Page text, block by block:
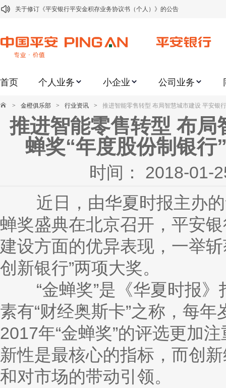
关于修订《平安银行平安金积存业务协议书（个人）》的公告
关于2021年劳动节期间代理贵金属业务风险提示的通知
关于加强代理贵金属业务风险防范的提示
关于进一步加强代理贵金属业务风险防范的提示
关于加强代理贵金属业务风险防范的提示
关于平安银行电子版信用卡更名为平安银行数字信用卡的公告
关于调整存量首套住房贷款利率的公告
首页 个人业务 小企业 公司业务
> 金橙俱乐部 > 行业资讯 > 推进智能零售转型 布局智慧城市建设 平安银
推进智能零售转型 布
蝉奖“年度股份制银行
时间： 2018-01-
近日，由华夏时报主办的
蝉奖盛典在北京召开，平安
建设方面的优异表现，一举
创新银行”两项大奖。
“金蝉奖”是《华夏时报》
素有“财经奥斯卡”之称，每
2017年“金蝉奖”的评选更加
新性是最核心的指标，而创
和对市场的带动引领。